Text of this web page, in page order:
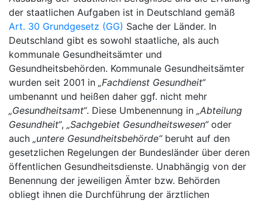
der staatlichen Aufgaben ist in Deutschland gemäß
Art. 30 Grundgesetz (GG) Sache der Länder. In
Deutschland gibt es sowohl staatliche, als auch
kommunale Gesundheitsämter und
Gesundheitsbehörden. Kommunale Gesundheitsämter
wurden seit 2001 in „Fachdienst Gesundheit“
umbenannt und heißen daher ggf. nicht mehr
„Gesundheitsamt“. Diese Umbenennung in „Abteilung
Gesundheit“, „Sachgebiet Gesundheitswesen“oder
auch „untere Gesundheitsbehörde“beruht auf den
gesetzlichen Regelungen der Bundesländer über deren
öffentlichen Gesundheitsdienste. Unabhängig von der
Benennung der jeweiligen Ämter bzw. Behörden
obliegt ihnen die Durchführung der ärztlichen